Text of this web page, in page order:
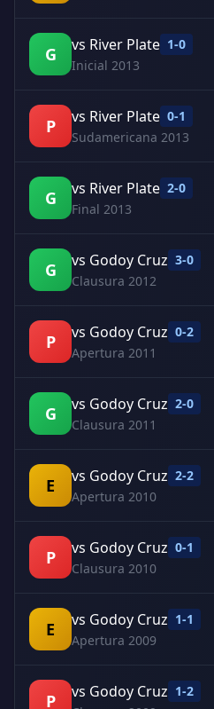
G vs River Plate 1-0
Inicial 2013
P vs River Plate 0-1
Sudamericana 2013
G vs River Plate 2-0
Final 2013
G vs Godoy Cruz 3-0
Clausura 2012
P vs Godoy Cruz 0-2
Apertura 2011
G vs Godoy Cruz 2-0
Clausura 2011
E vs Godoy Cruz 2-2
Apertura 2010
P vs Godoy Cruz 0-1
Clausura 2010
E vs Godoy Cruz 1-1
Apertura 2009
P vs Godoy Cruz 1-2